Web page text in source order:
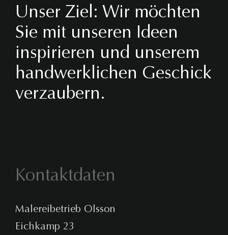
Unser Ziel: Wir möchten
Sie mit unseren Ideen
inspirieren und unserem
handwerklichen Geschick
verzaubern.
Kontaktdaten
Malereibetrieb Olsson
Eichkamp 23